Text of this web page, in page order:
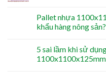
Pallet nhựa
khẩu hàng nông sản?
5 sai lầm khi sử